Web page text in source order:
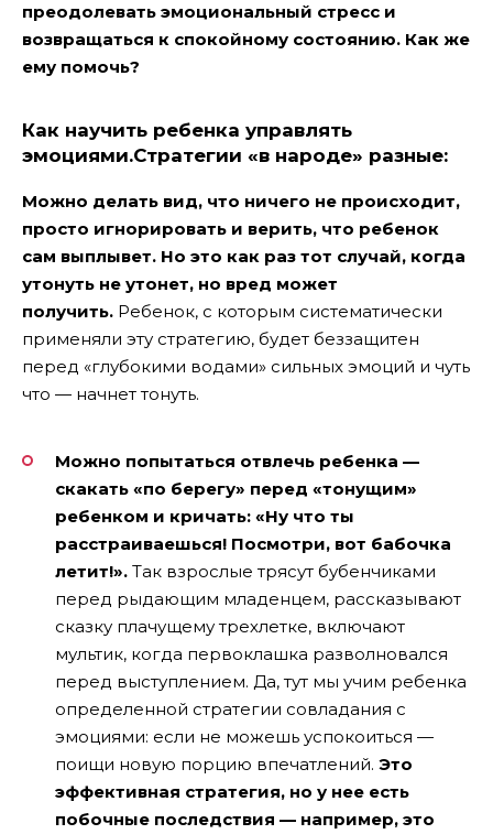
преодолевать эмоциональный стресс и
возвращаться к спокойному состоянию. Как же
ему помочь?
Как научить ребенка управлять
эмоциями.Стратегии «в народе» разные:
Можно делать вид, что ничего не происходит,
просто игнорировать и верить, что ребенок
сам выплывет. Но это как раз тот случай, когда
утонуть не утонет, но вред может
получить. Ребенок, с которым систематически
применяли эту стратегию, будет беззащитен
перед «глубокими водами» сильных эмоций и чуть
что — начнет тонуть.
Можно попытаться отвлечь ребенка —
скакать «по берегу» перед «тонущим»
ребенком и кричать: «Ну что ты
расстраиваешься! Посмотри, вот бабочка
летит!». Так взрослые трясут бубенчиками
перед рыдающим младенцем, рассказывают
сказку плачущему трехлетке, включают
мультик, когда первоклашка разволновался
перед выступлением. Да, тут мы учим ребенка
определенной стратегии совладания с
эмоциями: если не можешь успокоиться —
поищи новую порцию впечатлений. Это
эффективная стратегия, но у нее есть
побочные последствия — например, это